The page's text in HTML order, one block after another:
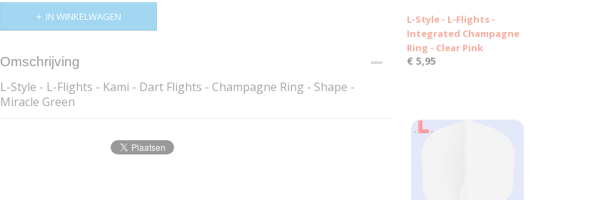
IN WINKELWAGEN
Omschrijving
L-Style - L-Flights - Kami - Dart Flights - Champagne Ring - Shape -
Miracle Green
L-Style - L-Flights -
Integrated Champagne
Ring - Clear Pink
€ 5,95